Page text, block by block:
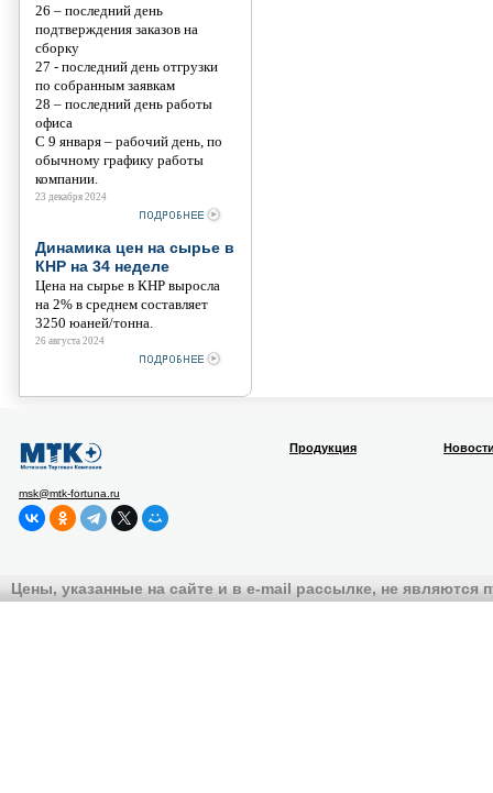
26 – последний день
подтверждения заказов на
сборку
27 - последний день отгрузки
по собранным заявкам
28 – последний день работы
офиса
С 9 января – рабочий день, по
обычному графику работы
компании.
23 декабря 2024
Динамика цен на сырье в
КНР на 34 неделе
Цена на сырье в КНР выросла
на 2% в среднем составляет
3250 юаней/тонна.
26 августа 2024
msk@mtk-fortuna.ru
Продукция
Цены, указанные на сайте и в e-mail рассылке, не являются